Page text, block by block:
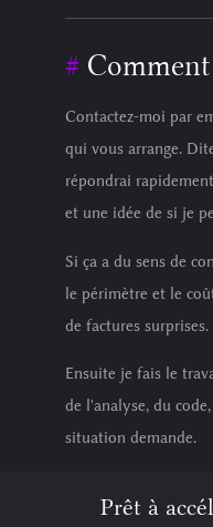
Contactez-moi par
qui vous arrange.
répondrai
et une idée de si je
Si ça a du sens de
le périmètre et le
de factures surprises.
Ensuite je fais le
de l'analyse, du
situation demande.
Prêt à